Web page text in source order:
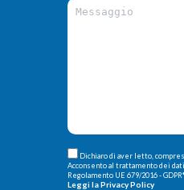
Dichiaro di aver letto,
Acconsento al trattamento dei
Regolamento UE 679/2016 - GDPR*
Leggi la Privacy Policy